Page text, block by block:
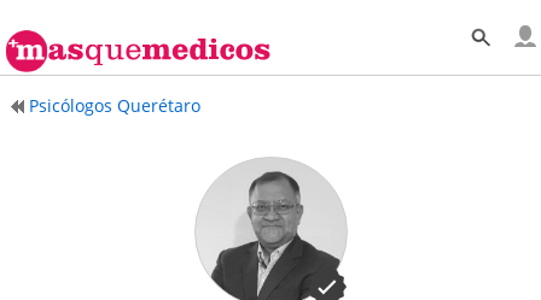
Psicólogos Querétaro